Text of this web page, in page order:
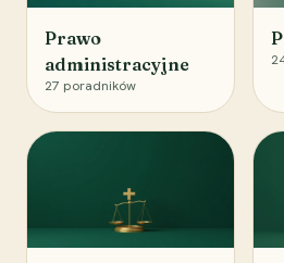
Prawo
administracyjne
27 poradników